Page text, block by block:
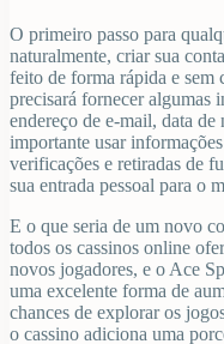
O primeiro passo para
naturalmente, criar sua
feito de forma rápida e sem
precisará fornecer algumas
endereço de e-mail, data de
importante usar
verificações e retiradas de
sua entrada pessoal para o
E o que seria de um novo
todos os cassinos online
novos jogadores, e o Ace
uma excelente forma de
chances de explorar os
o cassino adiciona uma